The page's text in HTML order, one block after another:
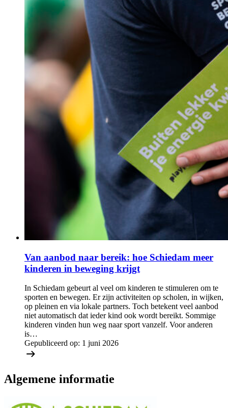
Van aanbod naar bereik: hoe Schiedam meer
kinderen in beweging krijgt
In Schiedam gebeurt al veel om kinderen te stimuleren om te
sporten en bewegen. Er zijn activiteiten op scholen, in wijken,
op pleinen en via lokale partners. Toch betekent veel aanbod
niet automatisch dat ieder kind ook wordt bereikt. Sommige
kinderen vinden hun weg naar sport vanzelf. Voor anderen
is…
Gepubliceerd op: 1 juni 2026
Algemene informatie